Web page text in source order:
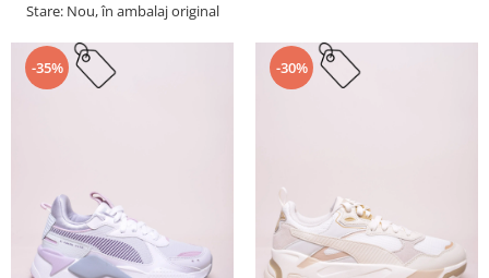
Stare: Nou, în ambalaj original
-35% -30%